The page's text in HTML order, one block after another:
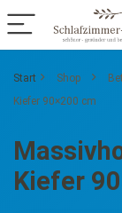
Start Shop
Kiefer 90×200 cm
Kiefer